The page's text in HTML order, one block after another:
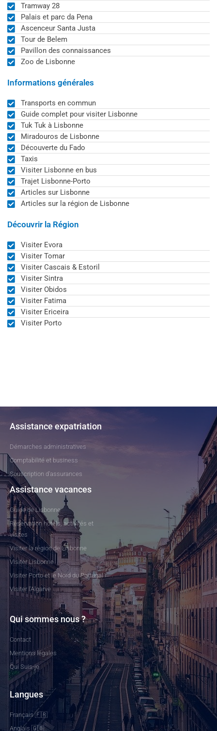
Tramway 28
Palais et parc da Pena
Ascenceur Santa Justa
Tour de Belem
Pavillon des connaissances
Zoo de Lisbonne
Informations générales
Transports en commun
Guide complet pour visiter Lisbonne
Tuk Tuk à Lisbonne
Miradouros de Lisbonne
Découverte du Fado
Taxis
Visiter Lisbonne en bus
Trajet Lisbonne-Porto
Articles sur Lisbonne
Articles sur la région de Lisbonne
Découvrir la Région
Visiter Evora
Visiter Tomar
Visiter Cascais & Estoril
Visiter Sintra
Visiter Obidos
Visiter Fatima
Visiter Ericeira
Visiter Porto
Assistance expatriation
Démarches administratives
Comptabilité et business
Souscription d'assurances
Assistance vacances
Guide de Lisbonne
Réservation hôtels, activités et
visites
Visiter la région de Lisbonne
Visiter Lisbonne
Visiter Porto et le Nord du Portugal
Visiter l'Algarve
Qui sommes nous ?
Contact
Mentions légales
Qui Suis-je
Langues
Français 🇫🇷
Anglais 🇬🇧